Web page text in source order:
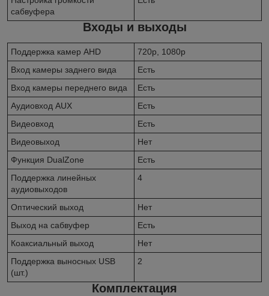
сабвуфера
Входы и выходы
Поддержка камер AHD
720p, 1080p
Вход камеры заднего вида
Есть
Вход камеры переднего вида
Есть
Аудиовход AUX
Есть
Видеовход
Есть
Видеовыход
Нет
Функция DualZone
Есть
Поддержка линейных
аудиовыходов
4
Оптический выход
Нет
Выход на сабвуфер
Есть
Коаксиальный выход
Нет
Поддержка выносных USB
(шт.)
2
Комплектация